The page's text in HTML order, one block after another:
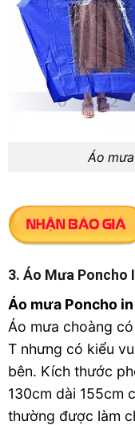
Áo
3. Áo Mưa Poncho
Áo mưa Poncho
Áo mưa choàng
T nhưng có kiểu
bên. Kích thước
130cm dài 155cm
thường được làm